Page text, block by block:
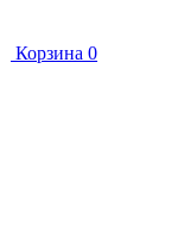
Корзина 0